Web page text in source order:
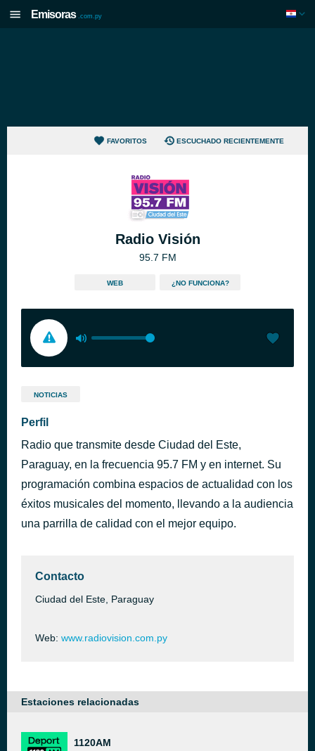
Emisoras .com.py
FAVORITOS ESCUCHADO RECIENTEMENTE
Radio Visión
95.7 FM
WEB ¿NO FUNCIONA?
NOTICIAS
Perfil
Radio que transmite desde Ciudad del Este,
Paraguay, en la frecuencia 95.7 FM y en internet. Su
programación combina espacios de actualidad con los
éxitos musicales del momento, llevando a la audiencia
una parrilla de calidad con el mejor equipo.
Contacto
Ciudad del Este, Paraguay
Web: www.radiovision.com.py
Estaciones relacionadas
1120AM